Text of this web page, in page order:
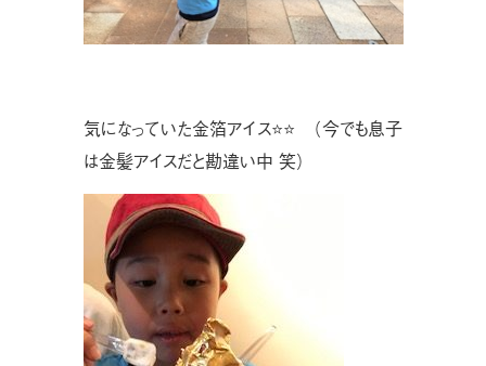
気になっていた金箔アイス⭐⭐ （今でも息子
は金髪アイスだと勘違い中 笑）